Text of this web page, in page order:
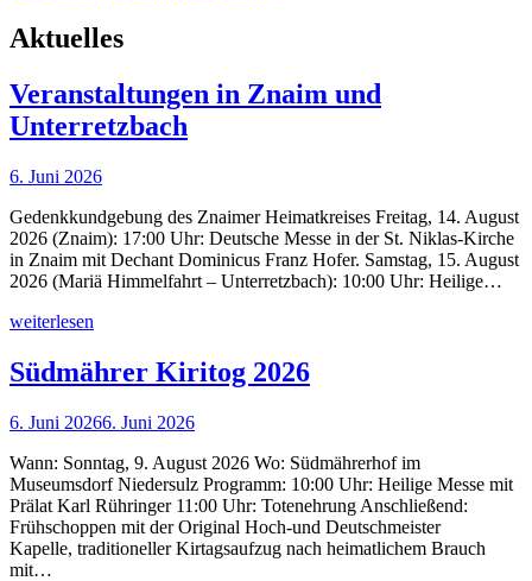
Aktuelles
Veranstaltungen in Znaim und
Unterretzbach
6. Juni 2026
Gedenkkundgebung des Znaimer Heimatkreises Freitag, 14. August
2026 (Znaim): 17:00 Uhr: Deutsche Messe in der St. Niklas-Kirche
in Znaim mit Dechant Dominicus Franz Hofer. Samstag, 15. August
2026 (Mariä Himmelfahrt – Unterretzbach): 10:00 Uhr: Heilige…
weiterlesen
Südmährer Kiritog 2026
6. Juni 20266. Juni 2026
Wann: Sonntag, 9. August 2026 Wo: Südmährerhof im
Museumsdorf Niedersulz Programm: 10:00 Uhr: Heilige Messe mit
Prälat Karl Rühringer 11:00 Uhr: Totenehrung Anschließend:
Frühschoppen mit der Original Hoch-und Deutschmeister
Kapelle, traditioneller Kirtagsaufzug nach heimatlichem Brauch
mit…